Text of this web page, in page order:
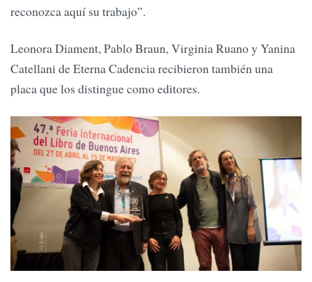
reconozca aquí su trabajo”.
Leonora Diament, Pablo Braun, Virginia Ruano y Yanina
Catellani de Eterna Cadencia recibieron también una
placa que los distingue como editores.